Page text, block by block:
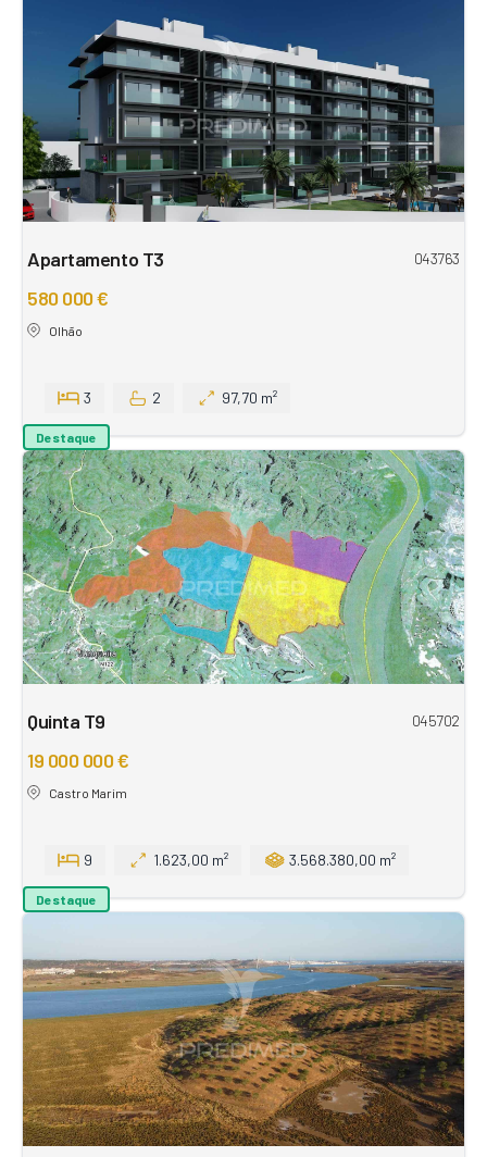
Apartamento T3 043763
580 000 €
Olhão
3 2 97,70 m²
Destaque
Quinta T9 045702
19 000 000 €
Castro Marim
9 1.623,00 m² 3.568.380,00 m²
Destaque